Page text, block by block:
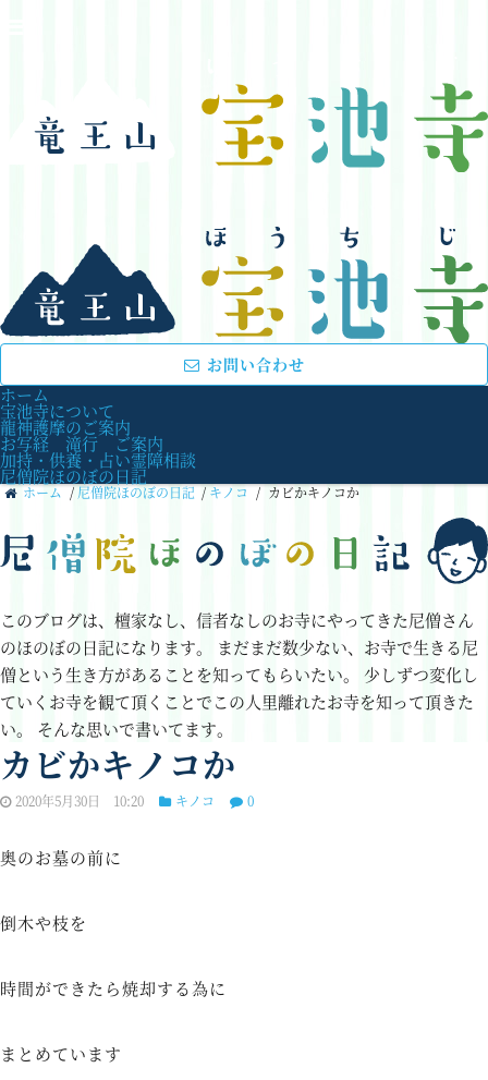
お問い合わせ
ホーム
宝池寺について
龍神護摩のご案内
お写経 滝行 ご案内
加持・供養・占い霊障相談
尼僧院ほのぼの日記
ホーム / 尼僧院ほのぼの日記 / キノコ / カビかキノコか
このブログは、檀家なし、信者なしのお寺にやってきた尼僧さん
のほのぼの日記になります。 まだまだ数少ない、お寺で生きる尼
僧という生き方があることを知ってもらいたい。
少しずつ変化し
ていくお寺を観て頂くことでこの人里離れたお寺を知って頂きた
い。 そんな思いで書いてます。
カビかキノコか
2020年5月30日 10:20 キノコ 0
奥のお墓の前に
倒木や枝を
時間ができたら焼却する為に
まとめています